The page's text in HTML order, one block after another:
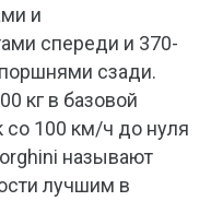
и
спереди и 370-
сзади.
кг в базовой
100 км/ч до нуля
называют
лучшим в